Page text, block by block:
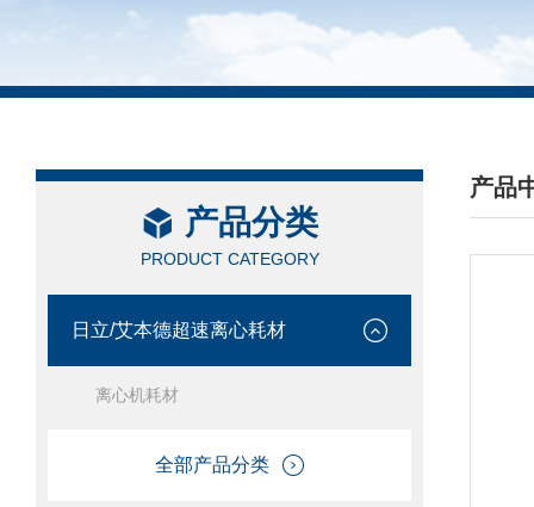
产品分类
PRODUCT CATEGORY
日立/艾本德超速离心耗材
离心机耗材
全部产品分类
产品
/